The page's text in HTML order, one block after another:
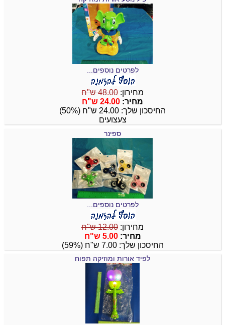
לפרטים נוספים...
מחירון: 48.00 ש"ח
מחיר: 24.00 ש"ח
החיסכון שלך: 24.00 ש"ח (50%)
צעצועים
ספינר
לפרטים נוספים...
מחירון: 12.00 ש"ח
מחיר:5.00 ש"ח
החיסכון שלך: 7.00 ש"ח (59%)
לפיד אורות ומוזיקה תפוח